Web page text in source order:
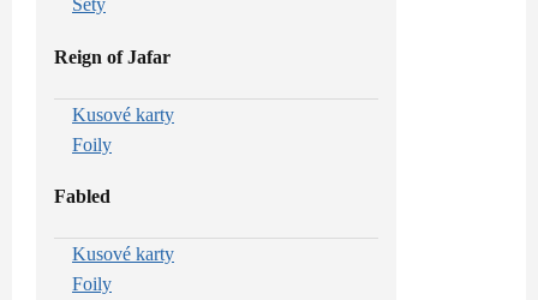
Sety
Reign of Jafar
Kusové karty
Foily
Fabled
Kusové karty
Foily